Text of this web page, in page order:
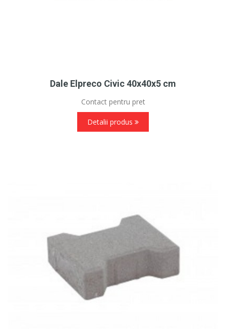
Dale Elpreco Civic 40x40x5 cm
Contact pentru pret
Detalii produs